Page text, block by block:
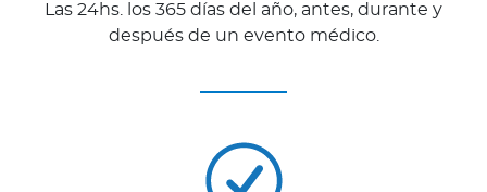
Las 24hs. los 365 días del año, antes, durante y
después de un evento médico.